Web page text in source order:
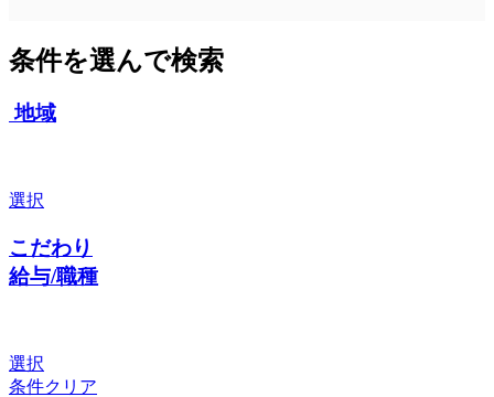
条件を選んで検索
地域
選択
こだわり
給与/職種
選択
条件クリア